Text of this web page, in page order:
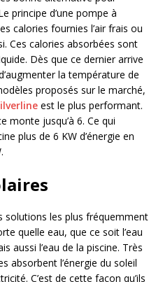
principe d’une pompe à
calories fournies l’air frais ou
Ces calories absorbées sont
Dès que ce dernier arrive
la température de
proposés sur le marché,
est le plus performant.
monte jusqu’à 6. Ce qui
plus de 6 KW d’énergie en
solutions les plus fréquemment
quelle eau, que ce soit l’eau
aussi l’eau de la piscine. Très
absorbent l’énergie du soleil
C’est de cette façon qu’ils